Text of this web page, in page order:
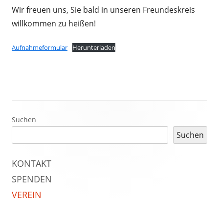
Wir freuen uns, Sie bald in unseren Freundeskreis
willkommen zu heißen!
Aufnahmeformular Herunterladen
Haupt-
Seitenleiste
Suchen
Suchen
KONTAKT
SPENDEN
VEREIN